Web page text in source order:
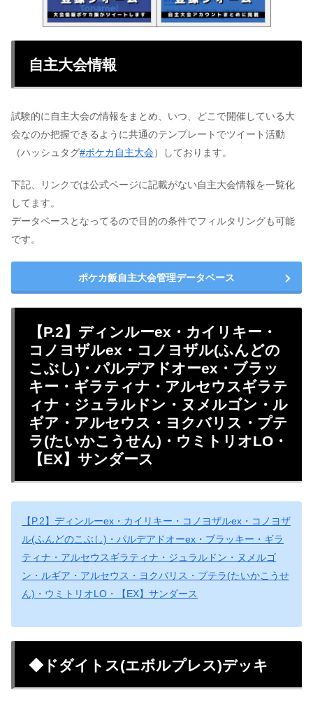
自主大会情報
試験的に自主大会の情報をまとめ、いつ、どこで開催している大
会なのか把握できるように共通のテンプレートでツイート活動
（ハッシュタグ#ポケカ自主大会）しております。
下記、リンクでは公式ページに記載がない自主大会情報を一覧化
してます。
データベースとなってるので目的の条件でフィルタリングも可能
です。
ポケカ飯自主大会管理データベース
【P.2】ディンルーex・カイリキー・
コノヨザルex・コノヨザル(ふんどの
こぶし)・パルデアドオーex・ブラッ
キー・ギラティナ・アルセウスギラテ
ィナ・ジュラルドン・ヌメルゴン・ル
ギア・アルセウス・ヨクバリス・プテ
ラ(たいかこうせん)・ウミトリオLO・
【EX】サンダース
【P.2】ディンルーex・カイリキー・コノヨザルex・コノヨザ
ル(ふんどのこぶし)・パルデアドオーex・ブラッキー・ギラ
ティナ・アルセウスギラティナ・ジュラルドン・ヌメルゴ
ン・ルギア・アルセウス・ヨクバリス・プテラ(たいかこうせ
ん)・ウミトリオLO・【EX】サンダース
◆ドダイトス(エボルプレス)デッキ